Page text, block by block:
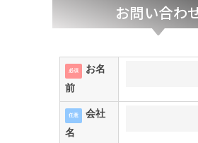
お問い合わ
必須
お名
前
任意
会社
名